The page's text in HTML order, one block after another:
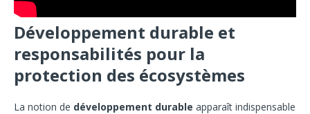
Développement durable et
responsabilités pour la
protection des écosystèmes
La notion de développement durable apparaît indispensable